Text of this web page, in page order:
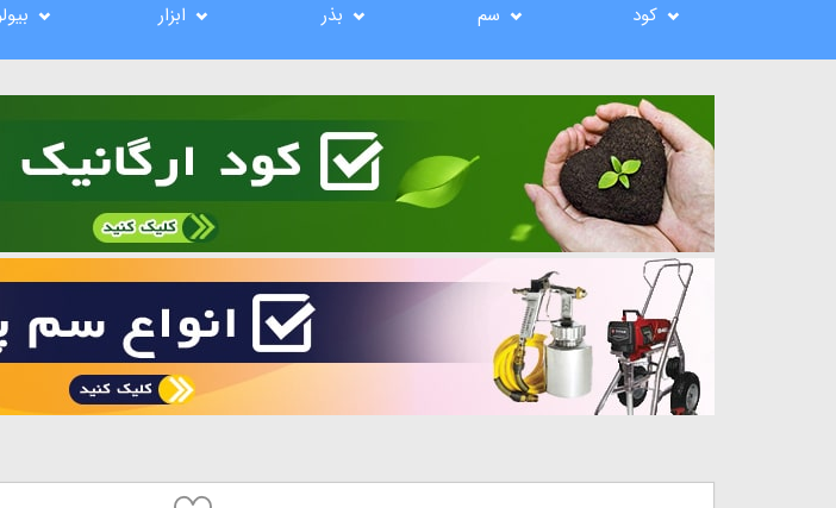
کود سم بذر ابزار